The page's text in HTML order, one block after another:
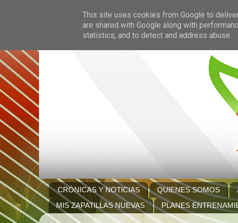
CRÓNICAS Y NOTICIAS QUIENES SOMOS
MIS ZAPATILLAS NUEVAS
PLANES
This site uses cookies from Google to
are shared with Google along with
statistics, and to detect and address abuse.